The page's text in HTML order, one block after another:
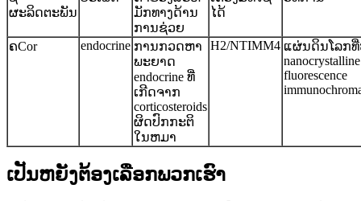
ຜະລິດຕະພັນ
ມັກທາງດ້ານ
ການຊ່ວຍ
ໄດ້
ຄCor endocrine ການກວດຫາ
ພະຍາດ
endocrine ທີ່
ເກີດຈາກ
corticosteroids
ຜິດປົກກະຕິ
ໃນຫມາ
H2/NTIMM4 ແຜ່ນດິນໂລກ
nanocrystalline
fluorescence
ເປັນຫຍັງຕ້ອງເລືອກພວກເຮົາ